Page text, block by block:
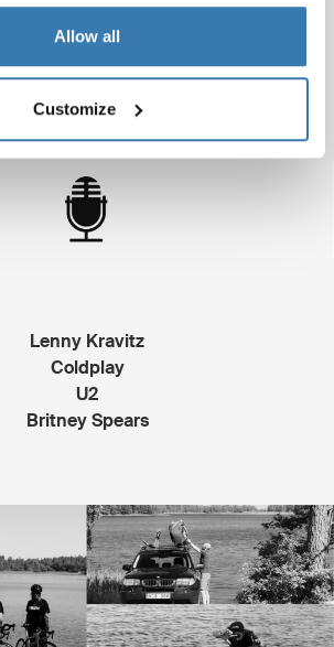
Allow all
Customize
Erin Brockovich
Gladiator
Lenny Kravitz
Coldplay
U2
Britney Spears